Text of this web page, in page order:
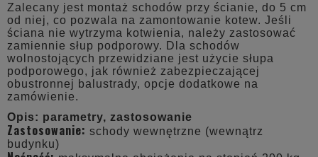
Zalecany jest montaż schodów przy ścianie, do 5 cm
od niej, co pozwala na zamontowanie kotew. Jeśli
ściana nie wytrzyma kotwienia, należy zastosować
zamiennie słup podporowy. Dla schodów
wolnostojących przewidziane jest użycie słupa
podporowego, jak również zabezpieczającej
obustronnej balustrady, opcje dodatkowe na
zamówienie.
Opis: parametry, zastosowanie
Zastosowanie: schody wewnętrzne (wewnątrz
budynku)